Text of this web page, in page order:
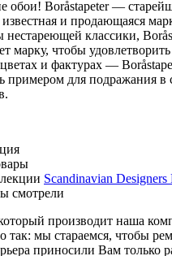
обои! Boråstapeter —
и продающаяся
нестареющей классики,
марку, чтобы
и фактурах —
примером для подражания в
Scandinavian
смотрели
производит наша
так: мы стараемся, чтобы
приносили Вам только